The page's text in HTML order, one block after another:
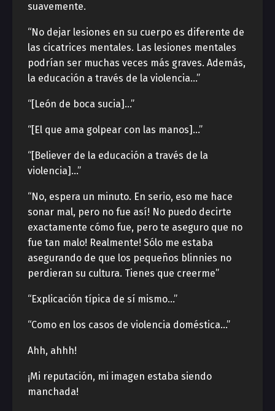
suavemente.
“No dejar lesiones en su cuerpo es diferente de
las cicatrices mentales. Las lesiones mentales
podrían ser muchas veces más graves. Además,
la educación a través de la violencia…”
“[León de boca sucia]…”
“[El que ama golpear con las manos]…”
“[Believer de la educación a través de la
violencia]…”
“No, espera un minuto. En serio, eso me hace
sonar mal, pero no fue así! No puedo decirte
exactamente cómo fue, pero te aseguro que no
fue tan malo! Realmente! Sólo me estaba
asegurando de que los pequeños blinnies no
perdieran su cultura. Tienes que creerme”
“Explicación típica de sí mismo…”
“Como en los casos de violencia doméstica…”
Ahh, ahhh!
¡Mi reputación, mi imagen estaba siendo
manchada!